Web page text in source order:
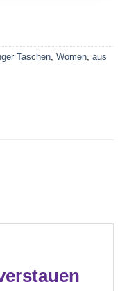
Taschen, Women, aus